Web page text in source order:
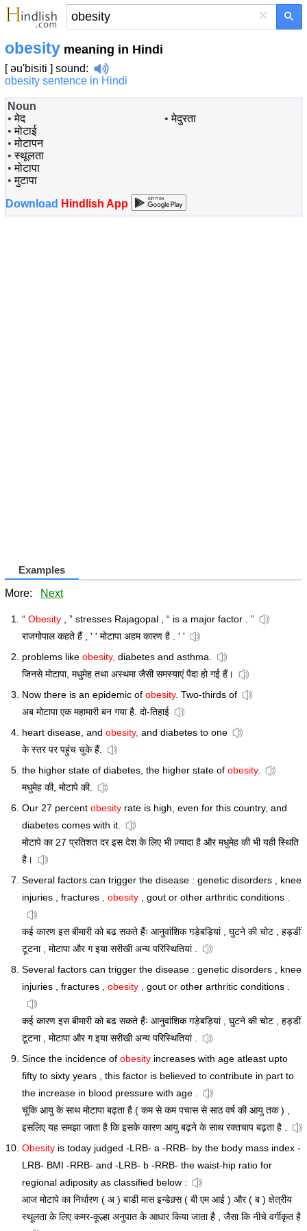
×
obesity meaning in Hindi
[ əu'bisiti ] sound:
obesity sentence in Hindi
Noun
•मेद
•मोटाई
•मोटापन
•स्थूलता
•मोटापा
•मुटापा
•मेदुरता
Download Hindlish App
Examples
More: Next
“ Obesity , ” stresses Rajagopal , “ is a major factor . ”
राजगोपाल कहते हैं , ' ' मोटापा अहम कारण है . ' '
problems like obesity, diabetes and asthma.
जिनसे मोटापा, मधुमेह तथा अस्थमा जैसी समस्याएं पैदा हो गई हैं।
Now there is an epidemic of obesity. Two-thirds of
अब मोटापा एक महामारी बन गया है. दो-तिहाई
heart disease, and obesity, and diabetes to one
के स्तर पर पहुंच चुके हैं.
the higher state of diabetes, the higher state of obesity.
मधुमेह की, मोटापे की.
Our 27 percent obesity rate is high, even for this country, and
diabetes comes with it.
मोटापे का 27 प्रतिशत दर इस देश के लिए भी ज़्यादा है और मधुमेह की भी यही स्थिति
है।
Several factors can trigger the disease : genetic disorders , knee
injuries , fractures , obesity , gout or other arthritic conditions .
कई कारण इस बीमारी को बढ सकते हैंः आनुवांशिक गड़ेबड़ियां , घुटने की चोट , हड्डीं
टूटना , मोटापा और ग इया सरीखी अन्य परिस्थितियां .
Several factors can trigger the disease : genetic disorders , knee
injuries , fractures , obesity , gout or other arthritic conditions .
कई कारण इस बीमारी को बढ सकते हैंः आनुवांशिक गड़ेबड़ियां , घुटने की चोट , हड्डीं
टूटना , मोटापा और ग इया सरीखी अन्य परिस्थितियां .
Since the incidence of obesity increases with age atleast upto
fifty to sixty years , this factor is believed to contribute in part to
the increase in blood pressure with age .
चूंकि आयु के साथ मोटापा बढ़ता है ( कम से कम पचास से साठ वर्ष की आयु तक ) ,
इसलिए यह समझा जाता है कि इसके कारण आयु बढ़ने के साथ रक्तचाप बढ़ता है .
Obesity is today judged -LRB- a -RRB- by the body mass index -
LRB- BMI -RRB- and -LRB- b -RRB- the waist-hip ratio for
regional adiposity as classified below :
आज मोटापे का निर्धारण ( अ ) बाडी मास इन्डेक़्स ( बी एम आई ) और ( ब ) क्षेत्रीय
स्थूलता के लिए कमर-कूल्हा अनुपात के आधार किया जाता है , जैसा कि नीचे वर्गीकृत है